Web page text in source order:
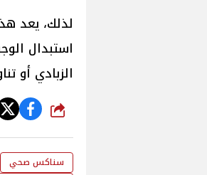
لذلك، يعد
استبدال
الزبادي أو
شارك
سناكس صحي